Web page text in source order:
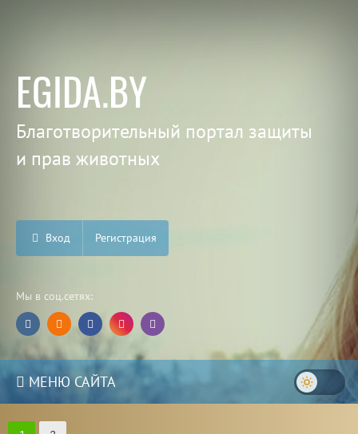
EGIDA.BY
Благотворительный портал защиты
и прав животных
Вход Регистрация
Мы в соц.сетях:
МЕНЮ САЙТА